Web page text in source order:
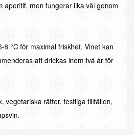
aperitif, men fungerar lika väl genom
8 °C för maximal friskhet. Vinet kan
att drickas inom två år för
vegetariska rätter, festliga tillfällen,